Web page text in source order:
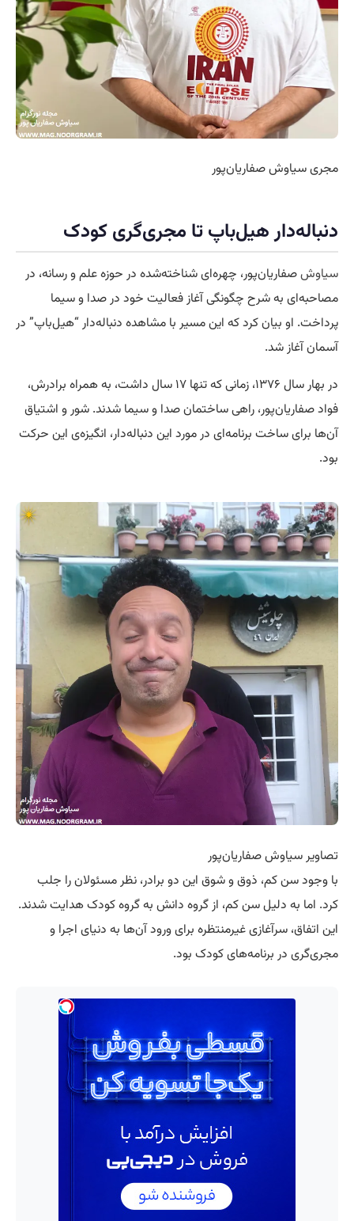
مجری سیاوش صفاریان‌پور
دنباله‌دار هیل‌باپ تا مجری‌گری کودک
سیاوشصفاریان‌پور، چهره‌ای شناخته‌شده در حوزه علم و رسانه، در
مصاحبه‌ای به شرح چگونگی آغاز فعالیت خود در صدا و سیما
پرداخت. او بیان کرد که این مسیر با مشاهده دنباله‌دار “هیل‌باپ” در
آسمان آغاز شد.
در بهار سال ۱۳۷۶، زمانی که تنها ۱۷ سال داشت، به همراه برادرش،
فواد صفاریان‌پور، راهی ساختمان صدا و سیما شدند. شور و اشتیاق
آن‌ها برای ساخت برنامه‌ای در مورد این دنباله‌دار، انگیزه‌ی این حرکت
بود.
تصاویر سیاوش صفاریان‌پور
با وجود سن کم، ذوق و شوق این دو برادر، نظر مسئولان را جلب
کرد. اما به دلیل سن کم، از گروه دانش به گروه کودک هدایت شدند.
این اتفاق، سرآغازی غیرمنتظره برای ورود آن‌ها به دنیای اجرا و
مجری‌گری در برنامه‌های کودک بود.